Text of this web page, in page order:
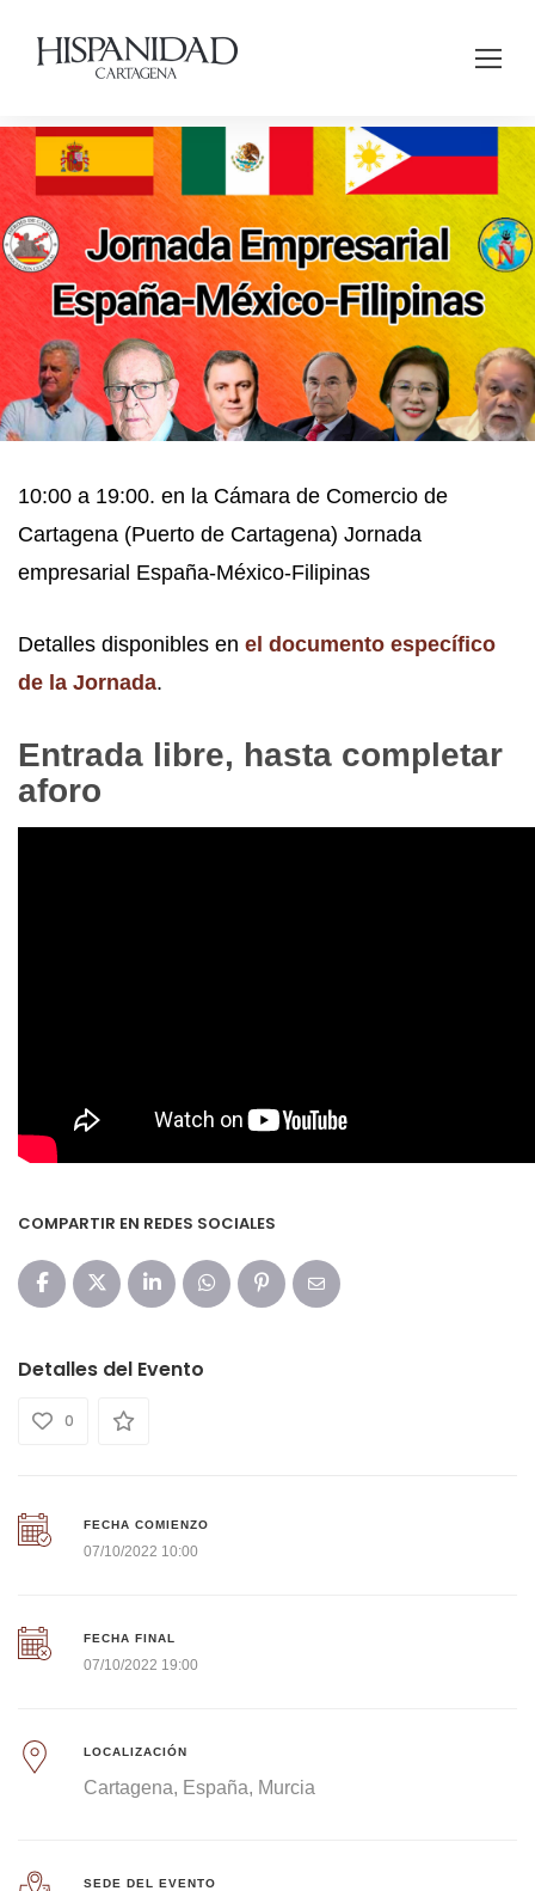
10:00 a 19:00. en la Cámara de Comercio de
Cartagena (Puerto de Cartagena) Jornada
empresarial España-México-Filipinas
Detalles disponibles en el documento específico
de la Jornada.
Entrada libre, hasta completar
aforo
COMPARTIR EN REDES SOCIALES
Detalles del Evento
0
FECHA COMIENZO
07/10/2022 10:00
FECHA FINAL
07/10/2022 19:00
LOCALIZACIÓN
Cartagena España Murcia
SEDE DEL EVENTO